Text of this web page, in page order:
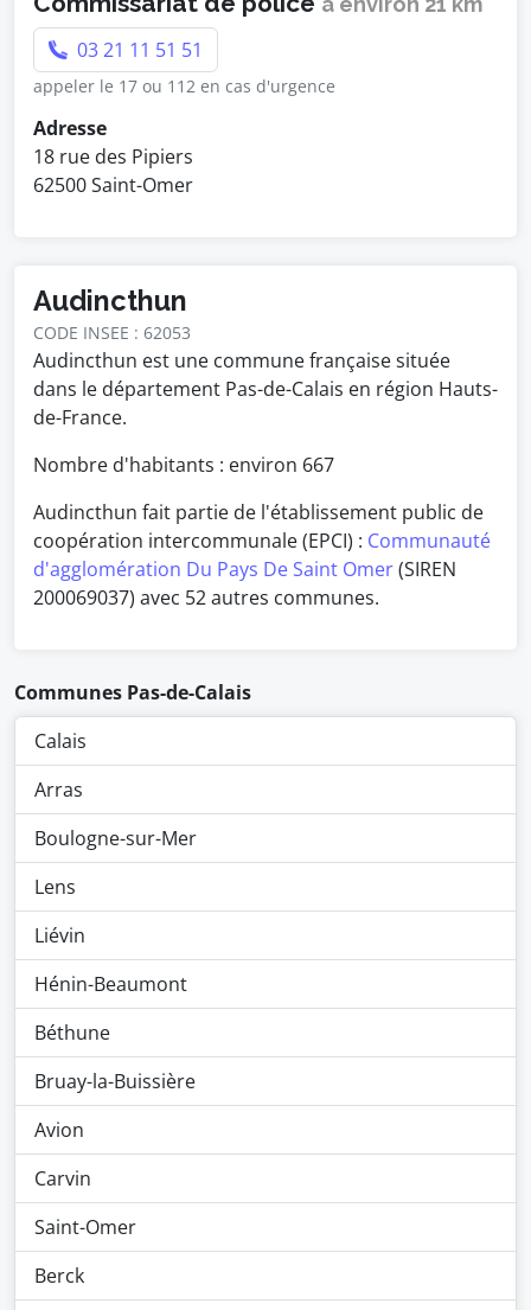
03 21 11 51 51
appeler le 17 ou 112 en cas d'urgence
Adresse
18 rue des Pipiers
62500 Saint-Omer
Audincthun
CODE INSEE : 62053
Audincthun est une commune française située
dans le département Pas-de-Calais en région Hauts-
de-France.
Nombre d'habitants : environ 667
Audincthun fait partie de l'établissement public de
coopération intercommunale (EPCI) : Communauté
d'agglomération Du Pays De Saint Omer(SIREN
200069037) avec 52 autres communes.
Communes Pas-de-Calais
Calais
Arras
Boulogne-sur-Mer
Lens
Liévin
Hénin-Beaumont
Béthune
Bruay-la-Buissière
Avion
Carvin
Saint-Omer
Berck